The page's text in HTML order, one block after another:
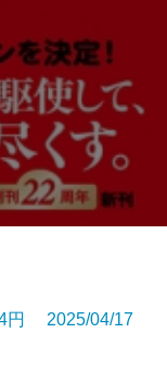
円 2025/04/17